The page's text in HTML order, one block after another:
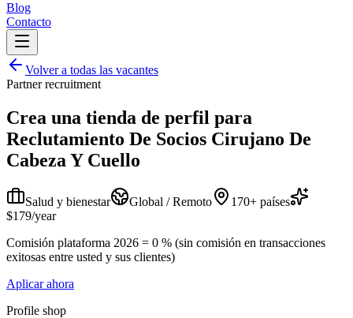
Blog
Contacto
Volver a todas las vacantes
Partner recruitment
Crea una tienda de perfil para
Reclutamiento De Socios Cirujano De
Cabeza Y Cuello
Salud y bienestar Global / Remoto
170+ países
$179/year
Comisión plataforma 2026 = 0 % (sin comisión en transacciones
exitosas entre usted y sus clientes)
Aplicar ahora
Profile shop